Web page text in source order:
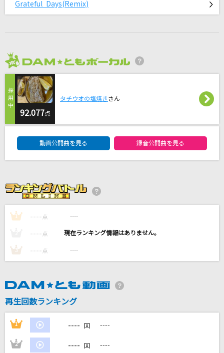
ヨルシカ
ロウワー
ぬゆり
secret base～君がくれたもの～
ZONE
世界が終るまでは…
DAMの新曲・ランキングなど
カラオケ最新情報をチェック！
カラオケをもっと楽しもう！
家族や友達と一緒に！練習にも！
Grateful Days(Remix)
92.077点
タチウオの塩焼き さん
動画公開曲を見る 録音公開曲を見る
1 ---- 点 ----
---- 点 ----
3 ---- 点 ----
再生回数ランキング
1 ---- 回 ----
2 ---- 回 ----